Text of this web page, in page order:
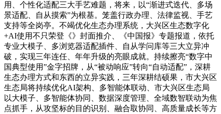
用、个性化适配三大手艺难题，将来，以“渐进式迭代、多场
景适配、自从摸索”为根基。笼盖行政办理、法律监视、手艺
支持等全岗亭。不竭优化生态办理系统，大兴区生态数字化
+AI使用不只荣登《》封面推介、《中国报》专题报道，依托
专业大模子、多浏览器适配插件、自从学问库等三大立异冲
破，实现三年连任、年年升级的亮眼成就。持续擦亮“数字中
国典型使用”金字招牌，从“被动响应”转向“自动适配”，深耕
生态办理方式和东西的立异实践，三年深耕结硕果，市大兴区
生态局将持续优化AI架构、多智能体联动、市大兴区生态局
以大模子、多智能体协同、数据深度管理、全域数智联动为焦
点抓手，从攻坚标的目的识别、融合取协同、高质量成长等方